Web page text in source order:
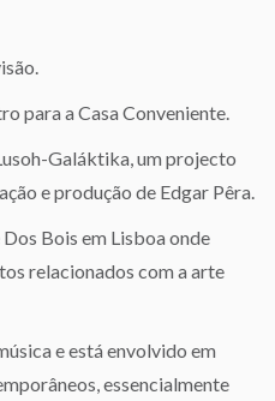
para a Casa Conveniente.
Galáktika, um projecto
e produção de Edgar Pêra.
Bois em Lisboa onde
relacionados com a arte
e está envolvido em
essencialmente